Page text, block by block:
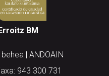
BM
| ANDOAIN
943 300 731